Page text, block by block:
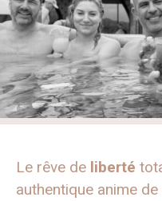
Le rêve de liberté
authentique anime